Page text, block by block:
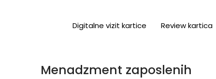
Digitalne vizit kartice Review kartica
Menadzment zaposlenih